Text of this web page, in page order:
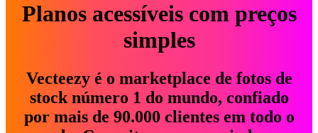
Planos acessíveis com preços
simples
Vecteezy é o marketplace de fotos de
stock número 1 do mundo, confiado
por mais de 90.000 clientes em todo o